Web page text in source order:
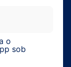
o
sob